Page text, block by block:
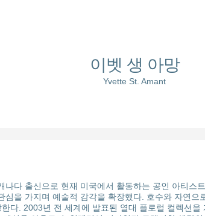
이벳 생 아망
Yvette St. Amant
나다 출신으로 현재 미국에서 활동하는 공인 아티스
심을 가지며 예술적 감각을 확장했다. 호수와 자연
다. 2003년 전 세계에 발표된 열대 플로럴 컬렉션